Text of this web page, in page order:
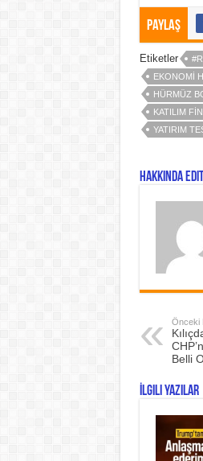
Paylaş
Etiketler
EKONOMI
HÜRMÜZ
KATILIM
YATIRIM
Hakkında
Önceki
Belli
İlgili Yazılar